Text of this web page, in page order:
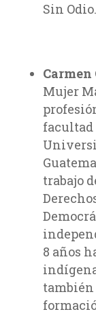
Sin Odio.
Carmen
Mujer
facultad
trabajo
8 años
también